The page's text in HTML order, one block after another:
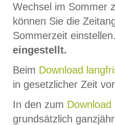
Wechsel im Sommer
können Sie die
Sommerzeit
eingestellt.
Beim Download
in gesetzlicher Zeit
In den zum Download
grundsätzlich